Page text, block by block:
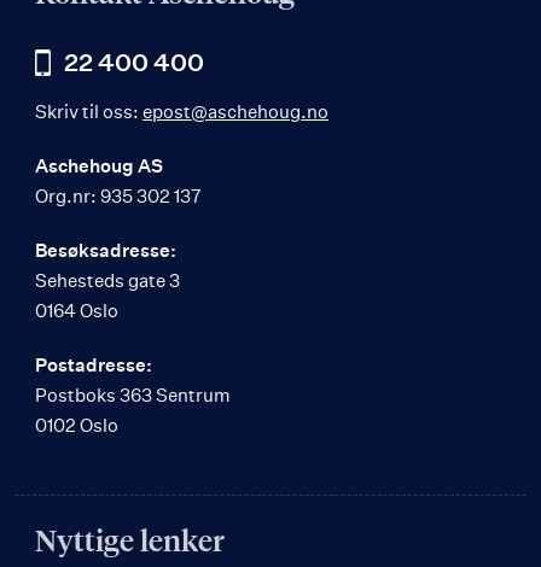
22 400 400
Skriv til oss: epost@aschehoug.no
Aschehoug AS
Org.nr: 935 302 137
Besøksadresse:
Sehesteds gate 3
0164 Oslo
Postadresse:
Postboks 363 Sentrum
0102 Oslo
Nyttige lenker